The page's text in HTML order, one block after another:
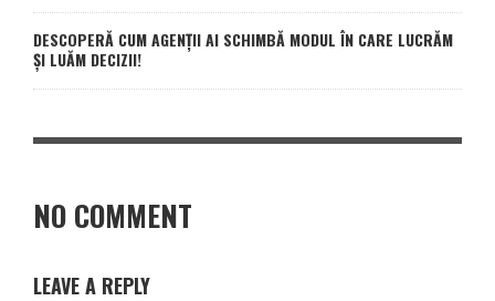
DESCOPERĂ CUM AGENȚII AI SCHIMBĂ MODUL ÎN CARE LUCRĂM
ȘI LUĂM DECIZII!
NO COMMENT
LEAVE A REPLY